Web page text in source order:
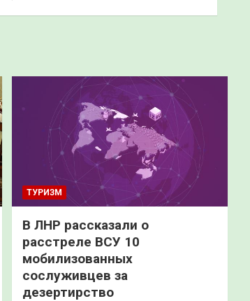
ТУРИЗМ
В ЛНР рассказали о
расстреле ВСУ 10
мобилизованных
сослуживцев за
дезертирство